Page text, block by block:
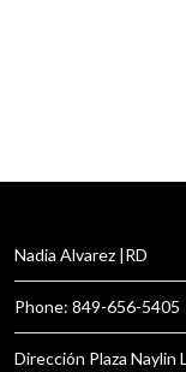
Nadia Alvarez |RD
Phone: 849-656-5405
Dirección Plaza Naylin